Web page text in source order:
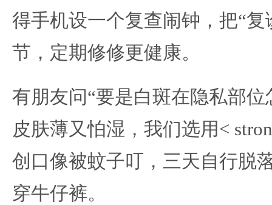
得手机设一个复查闹钟，把“
节，定期修修更健康。
有朋友问“要是白斑在隐私部
皮肤薄又怕湿，我们选用<
创口像被蚊子叮，三天自行脱
穿牛仔裤。